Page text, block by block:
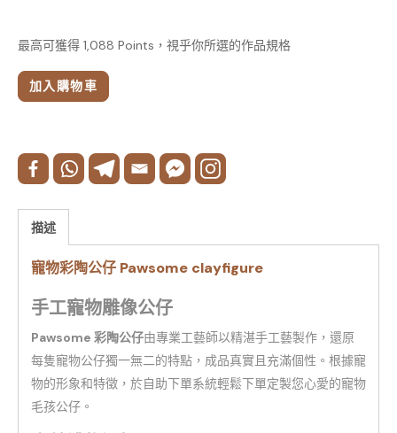
最高可獲得 1,088 Points，視乎你所選的作品規格
加入購物車
描述
寵物彩陶公仔 Pawsome clayfigure
手工寵物雕像公仔
Pawsome 彩陶公仔由專業工藝師以精湛手工藝製作，還原
每隻寵物公仔獨一無二的特點，成品真實且充滿個性。根據寵
物的形象和特徵，於自助下單系統輕鬆下單定製您心愛的寵物
毛孩公仔。